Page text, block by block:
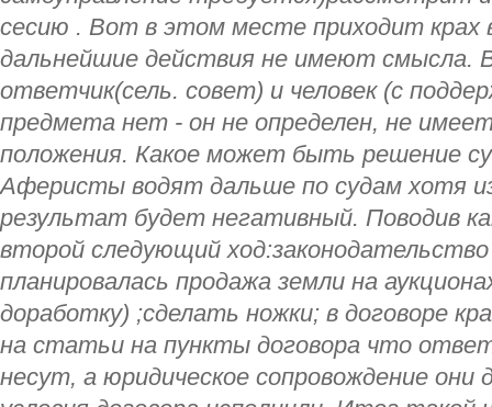
сесию . Вот в этом месте приходит крах
дальнейшие действия не имеют смысла.
ответчик(сель. совет) и человек (с
предмета нет - он не определен, не
положения. Какое может быть решение
Аферисты водят дальше по судам хотя
результат будет негативный. Поводив
второй следующий ход:законодательство
планировалась продажа земли на
доработку) ;сделать ножки; в договоре
на статьи на пункты договора что
несут, а юридическое сопровождение они